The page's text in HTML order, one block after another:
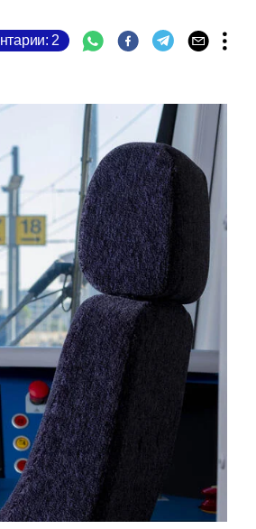
Комментарии: 2